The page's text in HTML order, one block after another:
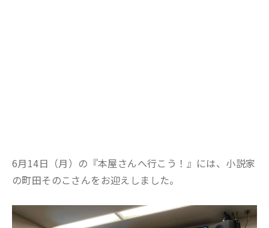
6月14日（月）の『本屋さんへ行こう！』には、小説家
の町田そのこさんをお迎えしました。